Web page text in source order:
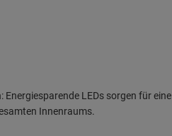
Energiesparende LEDs sorgen für eine
Innenraums.